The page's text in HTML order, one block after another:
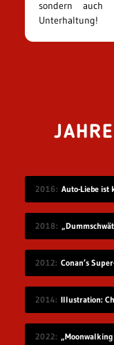
sondern auch
Unterhaltung!
2016 Auto-Liebe ist
2018
2012 Conan’s
2014 Illustration:
2022